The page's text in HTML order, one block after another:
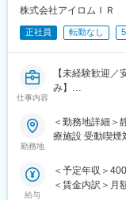
株式会社アイロムＩＲ
正社員 転勤なし
仕事内容
【未経験歓迎
み】
■業務詳細／治
新しい薬や治療
＜具体的に＞
患者さんが治験
勤務地
＜勤務地詳細＞
療施設 受動喫煙
給与
＜予定年収＞
＜賃金内訳＞月